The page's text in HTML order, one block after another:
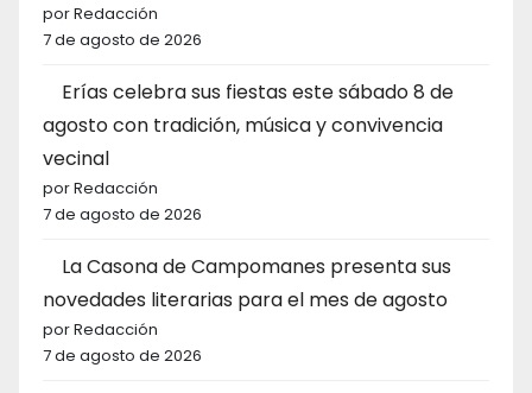
por Redacción
7 de agosto de 2026
Erías celebra sus fiestas este sábado 8 de
agosto con tradición, música y convivencia
vecinal
por Redacción
7 de agosto de 2026
La Casona de Campomanes presenta sus
novedades literarias para el mes de agosto
por Redacción
7 de agosto de 2026